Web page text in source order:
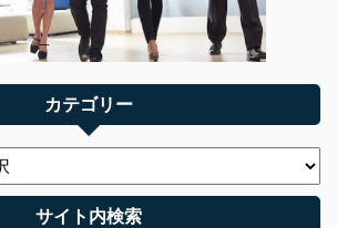
カテゴリー
サイト内検索